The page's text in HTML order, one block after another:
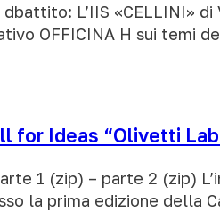
L’IIS «CELLINI»
OFFICINA H sui temi
for Ideas “Olivetti
1 (zip) – parte 2 (zip)
la prima edizione della